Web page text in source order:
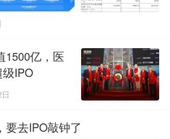
1500亿，医
IPO
要去IPO敲钟了